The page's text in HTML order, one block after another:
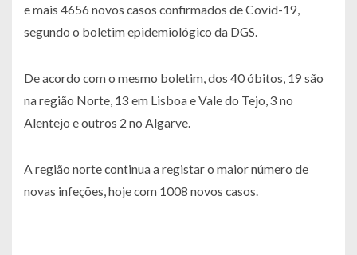
e mais 4656 novos casos confirmados de Covid-19,
segundo o boletim epidemiológico da DGS.
De acordo com o mesmo boletim, dos 40 óbitos, 19 são
na região Norte, 13 em Lisboa e Vale do Tejo, 3 no
Alentejo e outros 2 no Algarve.
A região norte continua a registar o maior número de
novas infeções, hoje com 1008 novos casos.